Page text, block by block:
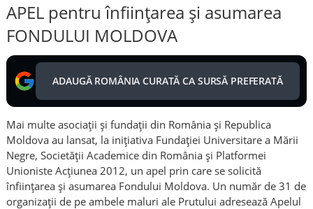
APEL pentru înființarea și asumarea
FONDULUI MOLDOVA
ADAUGĂ ROMÂNIA CURATĂ CA SURSĂ PREFERATĂ
Mai multe asociaţii şi fundaţii din România şi Republica
Moldova au lansat, la inițiativa Fundaţiei Universitare a Mării
Negre, Societății Academice din România și Platformei
Unioniste Acţiunea 2012, un apel prin care se solicită
înființarea și asumarea Fondului Moldova. Un număr de 31 de
organizații de pe ambele maluri ale Prutului adresează Apelul